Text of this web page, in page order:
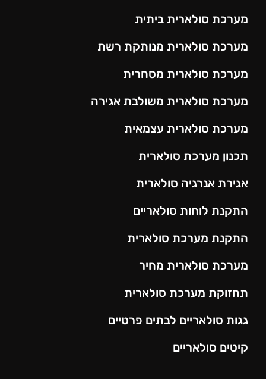
מערכת סולארית ביתית
מערכת סולארית מנותקת רשת
מערכת סולארית מסחרית
מערכת סולארית משולבת אגירה
מערכת סולארית עצמאית
תכנון מערכת סולארית
אגירת אנרגיה סולארית
התקנת לוחות סולאריים
התקנת מערכת סולארית
מערכת סולארית מחיר
תחזוקת מערכת סולארית
גגות סולאריים לבתים פרטיים
קיטים סולאריים